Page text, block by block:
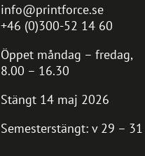
info@printforce.se
+46 (0)300-52 14 60
Öppet måndag – fredag,
8.00 – 16.30
Stängt 14 maj 2026
Semesterstängt: v 29 – 31